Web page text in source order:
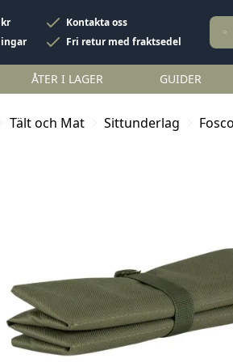
Kontakta oss
Fri retur med fraktsedel
ÅTER I LAGER GUIDER
Tält och Mat Sittunderlag